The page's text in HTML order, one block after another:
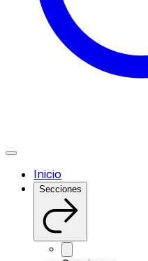
Inicio
Secciones